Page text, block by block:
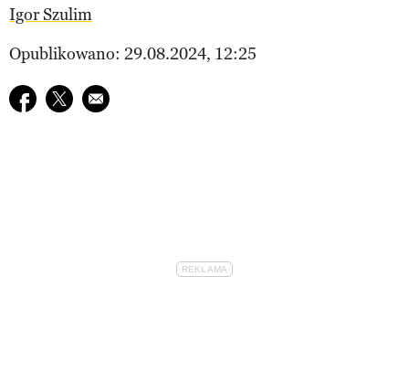
Igor Szulim
Opublikowano: 29.08.2024, 12:25
Udostępnij na facebook
Udostępnij na twitter
E-mail do przyjaciela